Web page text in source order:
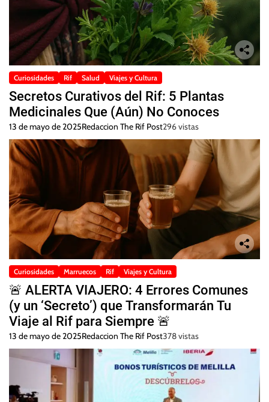
Curiosidades Rif Salud Viajes y Cultura
Secretos Curativos del Rif: 5 Plantas
Medicinales Que (Aún) No Conoces
13 de mayo de 2025Redaccion The Rif Post296 vistas
Curiosidades Marruecos Rif Viajes y Cultura
🚨 ALERTA VIAJERO: 4 Errores Comunes
(y un ‘Secreto’) que Transformarán Tu
Viaje al Rif para Siempre 🚨
13 de mayo de 2025Redaccion The Rif Post378 vistas